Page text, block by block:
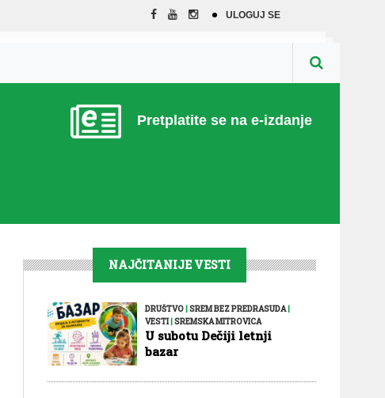
ULOGUJ SE
Pretplatite se na e-izdanje
NAJČITANIJE VESTI
DRUŠTVO|SREM BEZ PREDRASUDA|
VESTI|SREMSKA MITROVICA
U subotu Dečiji letnji
bazar